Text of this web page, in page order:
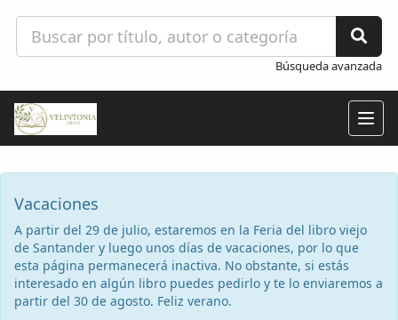
Búsqueda avanzada
Vacaciones
A partir del 29 de julio, estaremos en la Feria del libro viejo
de Santander y luego unos días de vacaciones, por lo que
esta página permanecerá inactiva. No obstante, si estás
interesado en algún libro puedes pedirlo y te lo enviaremos a
partir del 30 de agosto. Feliz verano.